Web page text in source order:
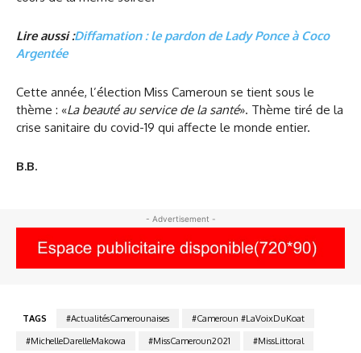
Lire aussi :Diffamation : le pardon de Lady Ponce à Coco
Argentée
Cette année, l’élection Miss Cameroun se tient sous le
thème : «La beauté au service de la santé». Thème tiré de la
crise sanitaire du covid-19 qui affecte le monde entier.
B.B.
- Advertisement -
TAGS #ActualitésCamerounaises
#Cameroun #LaVoixDuKoat
#MichelleDarelleMakowa
#MissCameroun2021
#MissLittoral